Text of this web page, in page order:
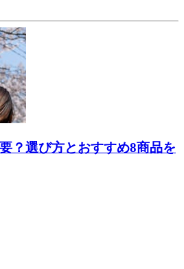
？選び方とおすすめ8商品を